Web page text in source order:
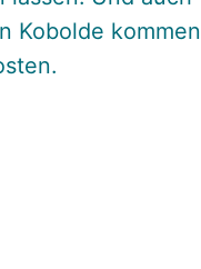
Kobolde kommen